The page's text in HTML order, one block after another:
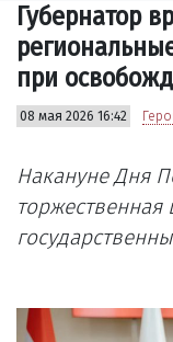
Губернатор
при
08 мая 2026 16:42
Накануне Дня